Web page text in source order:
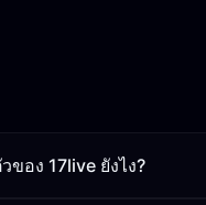
ของ 17live ยังไง?